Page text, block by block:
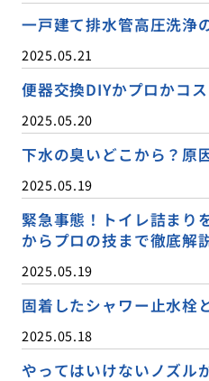
一戸建て排水管高圧洗浄
2025.05.21
便器交換DIYかプロかコ
2025.05.20
下水の臭いどこから？原
2025.05.19
緊急事態！トイレ詰まり
からプロの技まで徹底解
2025.05.19
固着したシャワー止水栓
2025.05.18
やってはいけないノズル